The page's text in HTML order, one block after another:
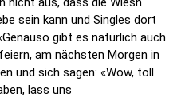
sein kann und Singles dort
gibt es natürlich auch
am nächsten Morgen in
und sich sagen: «Wow, toll
lass uns